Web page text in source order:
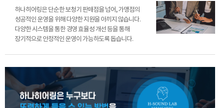
하나히어링은 단순한 보청기 판매점을 넘어, 가맹점의
성공적인 운영을 위해 다양한 지원을 아끼지 않습니다.
다양한 시스템을 통한 경영 효율성 개선 등을 통해
장기적으로 안정적인 운영이 가능하도록 돕습니다.